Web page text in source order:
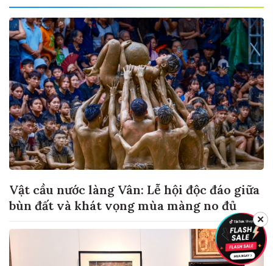
Vật cầu nước làng Vân: Lễ hội độc đáo giữa
bùn đất và khát vọng mùa màng no đủ
✕